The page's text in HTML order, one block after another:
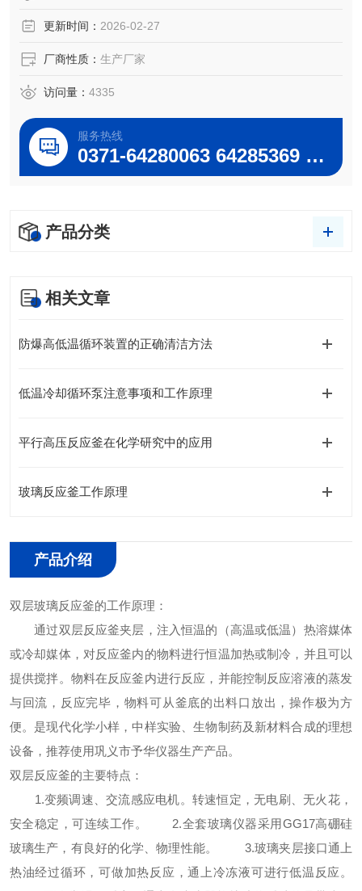
压反应。而且它的独到的设计使试验更加的安全，：
更新时间： 2026-02-27
厂商性质： 生产厂家
访问量： 4335
服务热线
0371-64280063 64285369 64285222
产品分类
相关文章
防爆高低温循环装置的正确清洁方法
低温冷却循环泵注意事项和工作原理
平行高压反应釜在化学研究中的应用
玻璃反应釜工作原理
产品介绍
双层玻璃反应釜的工作原理：
通过双层反应釜夹层，注入恒温的（高温或低温）热溶媒体
或冷却媒体，对反应釜内的物料进行恒温加热或制冷，并且可以
提供搅拌。物料在反应釜内进行反应，并能控制反应溶液的蒸发
与回流，反应完毕，物料可从釜底的出料口放出，操作极为方
便。是现代化学小样，中样实验、生物制药及新材料合成的理想
设备，推荐使用巩义市予华仪器生产产品。
双层反应釜的主要特点：
1.变频调速、交流感应电机。转速恒定，无电刷、无火花，
安全稳定，可连续工作。 2.全套玻璃仪器采用GG17高硼硅
玻璃生产，有良好的化学、物理性能。 3.玻璃夹层接口通上
热油经过循环，可做加热反应，通上冷冻液可进行低温反应。